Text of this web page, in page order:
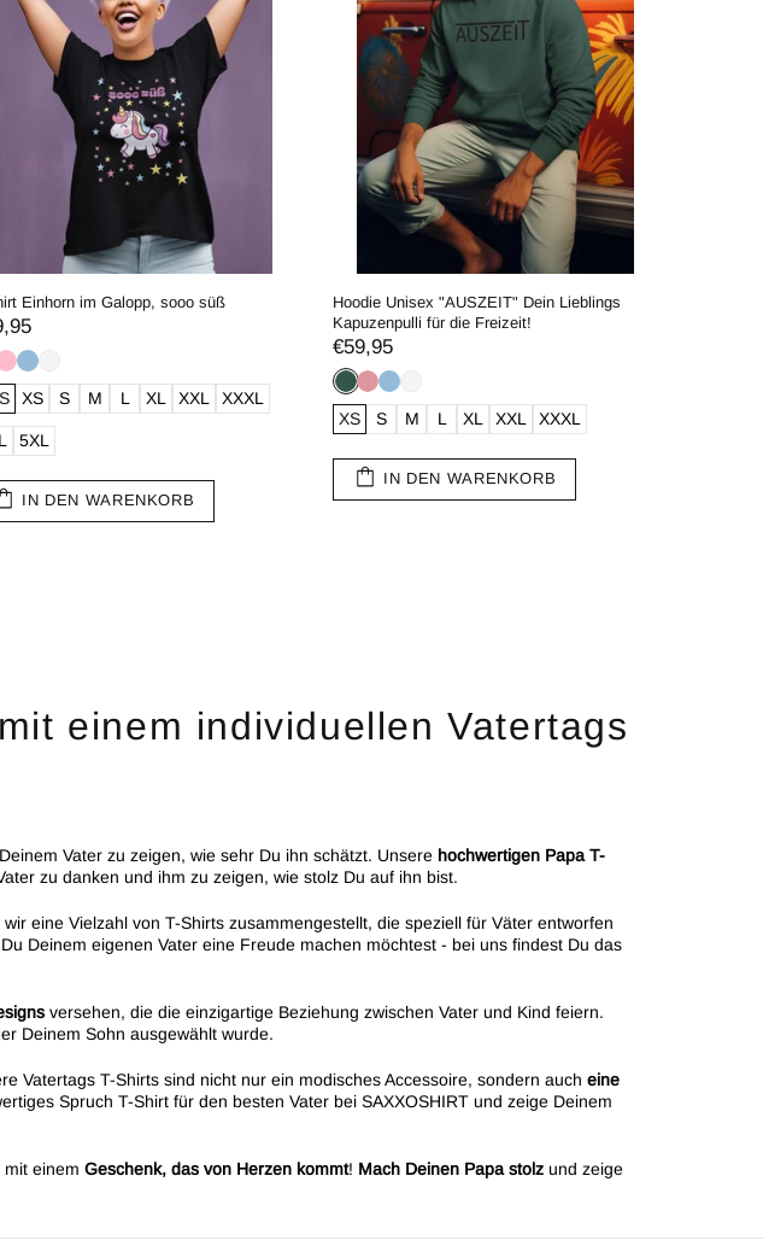
Einhorn im Galopp, sooo süß
XS S M L XL XXL XXXL
5XL
IN DEN WARENKORB
Hoodie Unisex "AUSZEIT" Dein Lieblings
Kapuzenpulli für die Freizeit!
€59,95
XS S M L XL XXL XXXL
IN DEN WARENKORB
einem individuellen Vatertags
Vater zu zeigen, wie sehr Du ihn schätzt. Unsere hochwertigen Papa T-
zu danken und ihm zu zeigen, wie stolz Du auf ihn bist.
eine Vielzahl von T-Shirts zusammengestellt, die speziell für Väter entworfen
Deinem eigenen Vater eine Freude machen möchtest - bei uns findest Du das
versehen, die die einzigartige Beziehung zwischen Vater und Kind feiern.
Deinem Sohn ausgewählt wurde.
Vatertags T-Shirts sind nicht nur ein modisches Accessoire, sondern auch eine
Spruch T-Shirt für den besten Vater bei SAXXOSHIRT und zeige Deinem
einem Geschenk, das von Herzen kommt! Mach Deinen Papa stolz und zeige